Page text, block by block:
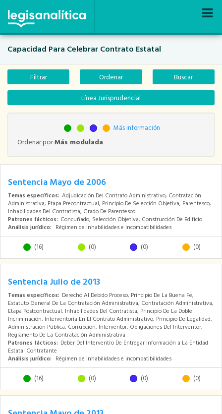
Capacidad Para Celebrar Contrato Estatal
Filtrar Ordenar
Buscar
Línea Jurisprudencial
Más información
Ordenar porMás modulada
Sentencia Mayo de 2006
Temas específicos: Adjudicación Del Contrato Administrativo, Contratación
Administrativa, Etapa Precontractual, Principio De Selección Objetiva, Parentesco,
Inhabilidades Del Contratista, Grado De Parentesco
Patrones fácticos: Concuñado, Selección Objetiva, Construcción De Edificio
Análisis jurídico: Régimen de inhabilidades e incompatibilidades
(16) (0) (0) (0)
Sentencia Julio de 2013
Temas específicos: Derecho Al Debido Proceso, Principio De La Buena Fe,
Estatuto General De La Contratación Administrativa, Contratación Administrativa,
Etapa Postcontractual, Inhabilidades Del Contratista, Principio De La Doble
Incriminación, Interventoría En El Contrato Administrativo, Principio De Legalidad,
Administración Pública, Corrupción, Interventor, Obligaciones Del Interventor,
Reglamento De La Contratación Administrativa
Patrones fácticos: Deber Del Interventro De Entregar Información a La Entidad
Estatal Contratante
Análisis jurídico: Régimen de inhabilidades e incompatibilidades
(16) (0) (0) (0)